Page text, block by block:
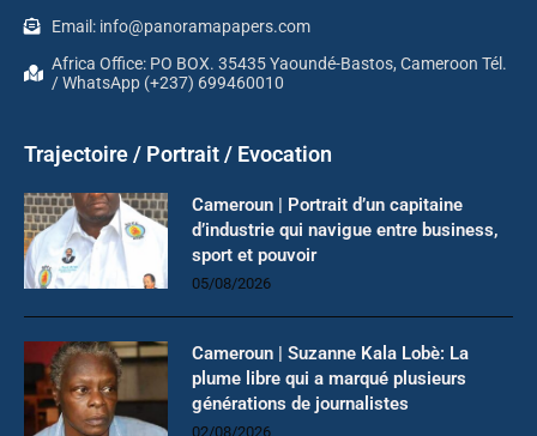
Email: info@panoramapapers.com
Africa Office: PO BOX. 35435 Yaoundé-Bastos, Cameroon Tél.
/ WhatsApp (+237) 699460010
Trajectoire / Portrait / Evocation
Cameroun | Portrait d’un capitaine
d’industrie qui navigue entre business,
sport et pouvoir
05/08/2026
Cameroun | Suzanne Kala Lobè: La
plume libre qui a marqué plusieurs
générations de journalistes
02/08/2026